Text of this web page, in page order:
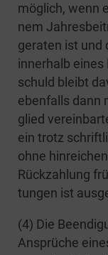
mög­lich, wenn
nem
gera­ten ist und
inner­halb
schuld bleibt
eben­falls dann
glied
ein trotz
ohne
Rück­zah­lung
tun­gen ist
(4) Die
Ansprü­che